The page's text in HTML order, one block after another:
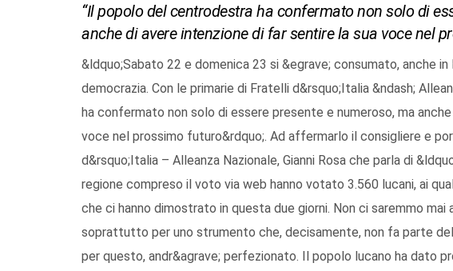
“Il popolo del centrodestra ha confermato non solo di
anche di avere intenzione di far sentire la sua voce nel
&ldquo;Sabato 22 e domenica 23 si &egrave; consumato, anche
democrazia. Con le primarie di Fratelli d&rsquo;Italia &ndash;
ha confermato non solo di essere presente e numeroso, ma
voce nel prossimo futuro&rdquo;. Ad affermarlo il consigliere e
d&rsquo;Italia – Alleanza Nazionale, Gianni Rosa che parla di
regione compreso il voto via web hanno votato 3.560 lucani, ai
che ci hanno dimostrato in questa due giorni. Non ci saremmo
soprattutto per uno strumento che, decisamente, non fa parte
per questo, andr&agrave; perfezionato. Il popolo lucano ha dato